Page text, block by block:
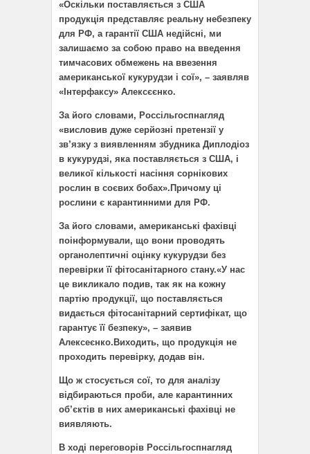
«Оскільки поставляється з США
продукція представляє реальну небезпеку
для РФ, а гарантії США недійсні, ми
залишаємо за собою право на введення
тимчасових обмежень на ввезення
американської кукурудзи і сої», – заявляв
«Інтерфаксу» Алексєєнко.
За його словами, Россільгоспнагляд
«висловив дуже серйозні претензії у
зв’язку з виявленням збудника Диплодіоз
в кукурудзі, яка поставляється з США, і
великої кількості насіння сорнікових
рослин в соєвих бобах». Причому ці
рослини є карантинними для РФ.
За його словами, американські фахівці
поінформували, що вони проводять
органолептичні оцінку кукурудзи без
перевірки її фітосанітарного стану.«У нас
це викликало подив, так як на кожну
партію продукції, що поставляється
видається фітосанітарний сертифікат, що
гарантує її безпеку», – заявив
Алексеєнко. Виходить, що продукція не
проходить перевірку, додав він.
Що ж стосується сої, то для аналізу
відбираються проби, але карантинних
об’єктів в них американські фахівці не
виявляють.
В ході переговорів Россільгоспнагляд